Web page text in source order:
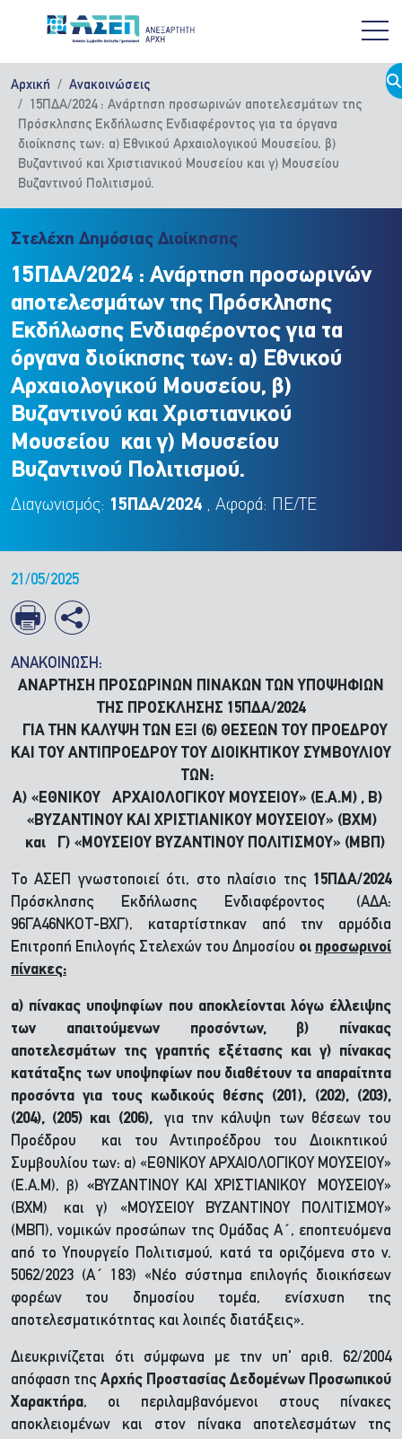
Αρχική
Ανακοινώσεις
15ΠΔΑ/2024 : Ανάρτηση προσωρινών αποτελεσμάτων της
Πρόσκλησης Εκδήλωσης Ενδιαφέροντος για τα όργανα
διοίκησης των: α) Εθνικού Αρχαιολογικού Μουσείου, β)
Βυζαντινού και Χριστιανικού Μουσείου και γ) Μουσείου
Βυζαντινού Πολιτισμού.
Στελέχη Δημόσιας Διοίκησης
15ΠΔΑ/2024 : Ανάρτηση προσωρινών
αποτελεσμάτων της Πρόσκλησης
Εκδήλωσης Ενδιαφέροντος για τα
όργανα διοίκησης των: α) Εθνικού
Αρχαιολογικού Μουσείου, β)
Βυζαντινού και Χριστιανικού
Μουσείου και γ) Μουσείου
Βυζαντινού Πολιτισμού.
Διαγωνισμός: 15ΠΔΑ/2024 , Αφορά: ΠΕ/ΤΕ
21/05/2025
ΑΝΑΚΟΙΝΩΣΗ:
ΑΝΑΡΤΗΣΗ ΠΡΟΣΩΡΙΝΩΝ ΠΙΝΑΚΩΝ ΤΩΝ ΥΠΟΨΗΦΙΩΝ
ΤΗΣ ΠΡΟΣΚΛΗΣΗΣ 15ΠΔΑ/2024
ΓΙΑ ΤΗΝ ΚΑΛΥΨΗ ΤΩΝ ΕΞΙ (6) ΘΕΣΕΩΝ ΤΟΥ ΠΡΟΕΔΡΟΥ
ΚΑΙ ΤΟΥ ΑΝΤΙΠΡΟΕΔΡΟΥ ΤΟΥ ΔΙΟΙΚΗΤΙΚΟΥ ΣΥΜΒΟΥΛΙΟΥ
ΤΩΝ:
Α) «ΕΘΝΙΚΟΥ ΑΡΧΑΙΟΛΟΓΙΚΟΥ ΜΟΥΣΕΙΟΥ» (Ε.Α.Μ) , Β)
«ΒΥΖΑΝΤΙΝΟΥ ΚΑΙ ΧΡΙΣΤΙΑΝΙΚΟΥ ΜΟΥΣΕΙΟΥ» (ΒΧΜ)
και Γ) «ΜΟΥΣΕΙΟΥ ΒΥΖΑΝΤΙΝΟΥ ΠΟΛΙΤΙΣΜΟΥ» (ΜΒΠ)
Το ΑΣΕΠ γνωστοποιεί ότι, στο πλαίσιο της 15ΠΔΑ/2024
Πρόσκλησης Εκδήλωσης Ενδιαφέροντος
(ΑΔΑ:
96ΓΑ46ΝΚΟΤ-ΒΧΓ), καταρτίστηκαν από την αρμόδια
Επιτροπή Επιλογής Στελεχών του Δημοσίου οι προσωρινοί
πίνακες:
α) πίνακας υποψηφίων που αποκλείονται λόγω έλλειψης
των απαιτούμενων προσόντων, β) πίνακας
αποτελεσμάτων της γραπτής εξέτασης και γ) πίνακας
κατάταξης των υποψηφίων που διαθέτουν τα απαραίτητα
προσόντα για τους κωδικούς θέσης (201), (202), (203),
(204), (205) και (206), για την κάλυψη των θέσεων του
Προέδρου και του Αντιπροέδρου του Διοικητικού
Συμβουλίου των: α) «ΕΘΝΙΚΟΥ ΑΡΧΑΙΟΛΟΓΙΚΟΥ ΜΟΥΣΕΙΟΥ»
(Ε.Α.Μ), β) «ΒΥΖΑΝΤΙΝΟΥ ΚΑΙ ΧΡΙΣΤΙΑΝΙΚΟΥ
ΜΟΥΣΕΙΟΥ»
(ΒΧΜ)
και γ) «ΜΟΥΣΕΙΟΥ ΒΥΖΑΝΤΙΝΟΥ ΠΟΛΙΤΙΣΜΟΥ»
(ΜΒΠ), νομικών προσώπων της Ομάδας Α΄, εποπτευόμενα
από το Υπουργείο Πολιτισμού, κατά τα οριζόμενα στο ν.
5062/2023 (Α΄ 183) «Νέο σύστημα επιλογής διοικήσεων
φορέων του δημοσίου τομέα, ενίσχυση της
αποτελεσματικότητας και λοιπές διατάξεις».
Διευκρινίζεται ότι σύμφωνα με την υπ' αριθ. 62/2004
απόφαση της Αρχής Προστασίας Δεδομένων Προσωπικού
Χαρακτήρα, οι περιλαμβανόμενοι στους πίνακες
αποκλειομένων και στον πίνακα αποτελεσμάτων της